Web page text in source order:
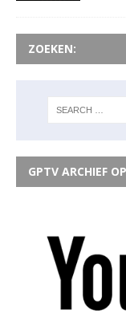
ZOEKEN:
GPTV ARCHIEF